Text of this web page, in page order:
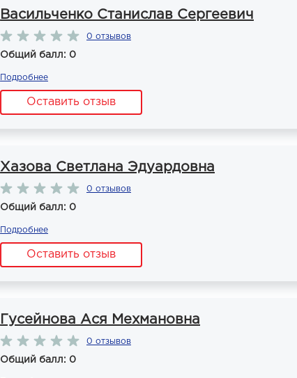
Васильченко Станислав Сергеевич
0 отзывов
Общий балл: 0
Подробнее
Оставить отзыв
Хазова Светлана Эдуардовна
0 отзывов
Общий балл: 0
Подробнее
Оставить отзыв
Гусейнова Ася Мехмановна
0 отзывов
Общий балл: 0